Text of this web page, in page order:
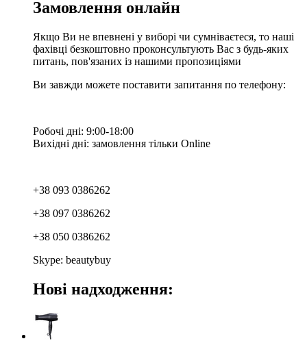
Замовлення онлайн
Якщо Ви не впевнені у виборі чи сумніваєтеся, то наші
фахівці безкоштовно проконсультують Вас з будь-яких
питань, пов'язаних із нашими пропозиціями
Ви завжди можете поставити запитання по телефону:
Робочі дні: 9:00-18:00
Вихідні дні: замовлення тільки Online
+38 093 0386262
+38 097 0386262
+38 050 0386262
Skype: beautybuy
Нові надходження: